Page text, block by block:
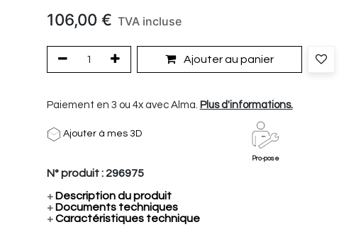
106,00€ TVA incluse
Ajouter au panier
Paiement en 3 ou 4x avec Alma. Plus d'informations.
Ajouter à mes 3D
Pro-pose
N° produit : 296975
+Description du produit
+Documents techniques
+Caractéristiques technique